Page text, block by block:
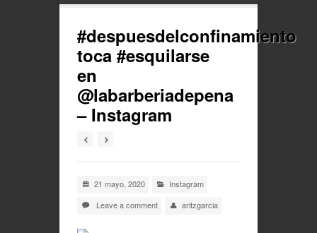
#despuesdelconfinamiento
toca #esquilarse
en
@labarberiadepena
– Instagram
21 mayo, 2020
Instagram
Leave a comment
aritzgarcia